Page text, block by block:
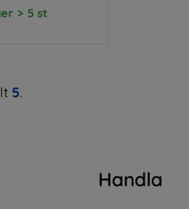
> 5 st
5.
Handla